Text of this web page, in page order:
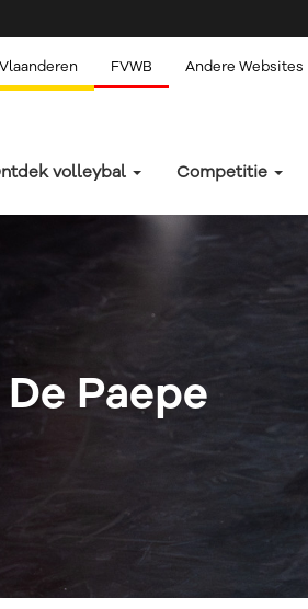
FVWB Andere Websites
volleybal Competitie
Paepe